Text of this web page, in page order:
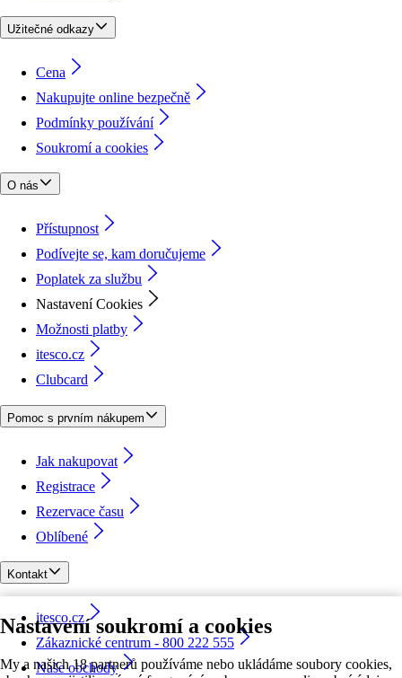
Nastavení soukromí a cookies
My a našich 18 partnerů používáme nebo ukládáme soubory cookies,
Užitečné odkazy
Cena
Nakupujte online bezpečně
Podmínky používání
Soukromí a cookies
O nás
Přístupnost
Podívejte se, kam doručujeme
Poplatek za službu
Nastavení Cookies
Možnosti platby
itesco.cz
Clubcard
Pomoc s prvním nákupem
Jak nakupovat
Registrace
Rezervace času
Oblíbené
Kontakt
itesco.cz
Zákaznické centrum - 800 222 555
Naše obchody